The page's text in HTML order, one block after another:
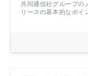
共同通信社グループの
リースの基本的なポイ